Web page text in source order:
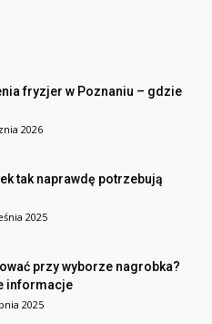
fryzjer w Poznaniu – gdzie
2026
tak naprawdę potrzebują
2025
przy wyborze nagrobka?
informacje
2025